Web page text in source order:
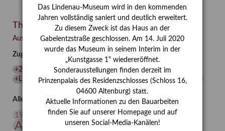
Zeiten
des
Hasses"
–
Familie
Freunde
im
des
Künstlers
Conrad
Themen
Ausgewählte Auszeichnungen zurücksetzen
Zugehörige Auszeichnungen
+20. Jahrhundert(2) +Conrad Felixmüller(2) +Kunst
+Lindenau-Museum(1) +Sammlung(1) +Walter Rheiner
Alle Auszeichnungen (106)
19. Jahrhundert 20. Jahrhundert
Altenburg Altenburger Museen
Das Lindenau-Museum wird in den kommenden
Jahren vollständig saniert und deutlich erweitert.
Zu diesem Zweck ist das Haus an der
Gabelentzstraße geschlossen. Am 14. Juli 2020
wurde das Museum in seinem Interim in der
„Kunstgasse 1“ wiedereröffnet.
Sonderausstellungen finden derzeit im
Prinzenpalais des Residenzschlosses (Schloss 16,
04600 Altenburg) statt.
Aktuelle Informationen zu den Bauarbeiten
finden Sie auf unserer Homepage und auf
unseren Social-Media-Kanälen!